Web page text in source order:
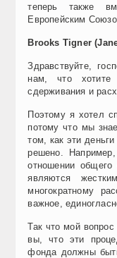
теперь также
Европейским
Brooks Tigner
Здравствуйте,
нам, что хотите
сдерживания и
Поэтому я хотел
потому что мы
том, как эти
решено.
отношении
являются
многократному
важное,
Так что мой
вы, что эти
фонда должны